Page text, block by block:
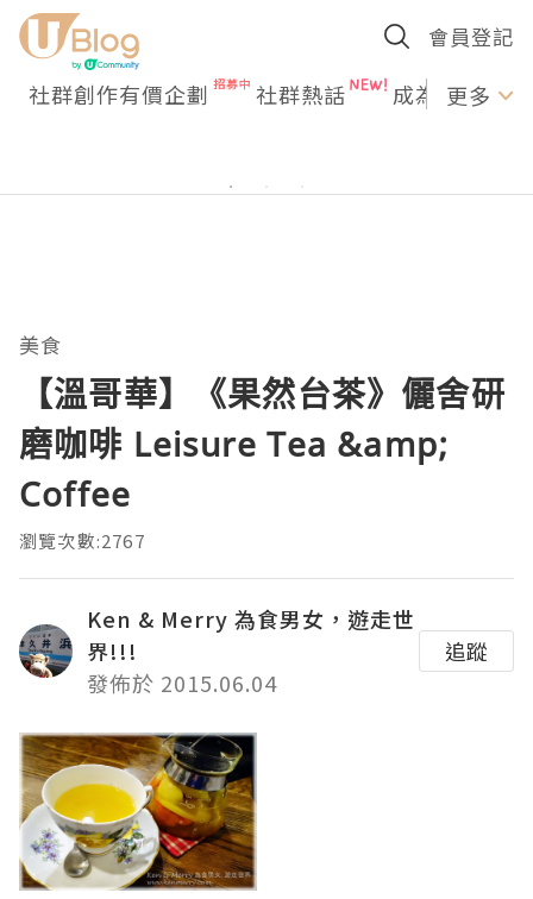
會員登記
社群創作有價企劃 社群熱話 成為U更多
美食
【溫哥華】《果然台茶》儷舍研
磨咖啡 Leisure Tea &amp;
Coffee
瀏覽次數:2767
Ken & Merry 為食男女，遊走世
界!!!
發佈於 2015.06.04
追蹤